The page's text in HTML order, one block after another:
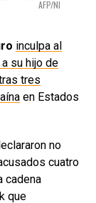
AFP/NI
inculpa al
su hijo de
tres
en Estados
no
cuatro
cadena
que